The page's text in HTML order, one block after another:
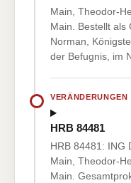
Main, Theodor-
Main. Bestellt als
Norman,
der Befugnis, im
VERÄNDERUNGEN
HRB 84481
HRB 84481: ING
Main, Theodor-
Main.